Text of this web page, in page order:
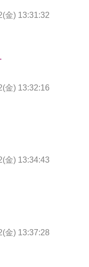
金) 13:31:32
金) 13:32:16
金) 13:34:43
金) 13:37:28